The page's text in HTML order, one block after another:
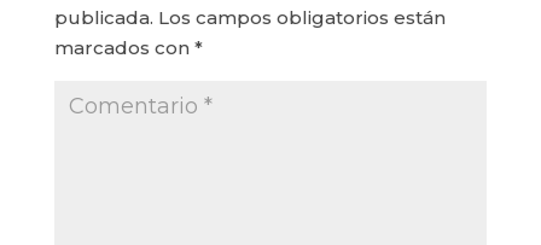
publicada. Los campos obligatorios están
marcados con *